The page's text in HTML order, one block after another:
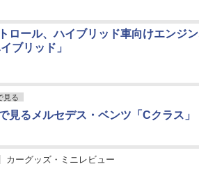
ロール、ハイブリッド車向けエンジ
ブリッド」
見る
見るメルセデス・ベンツ「Cクラス」
カーグッズ・ミニレビュー